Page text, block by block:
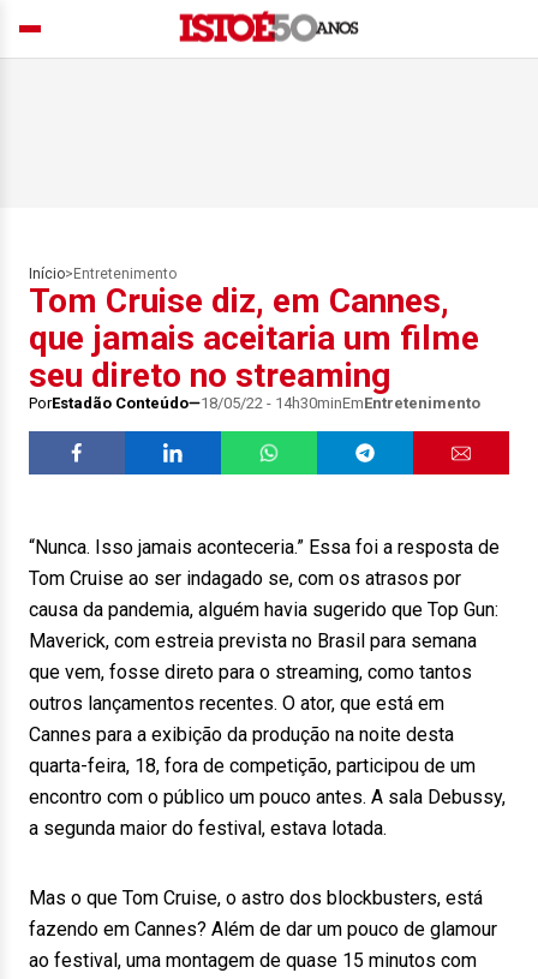
Início> Entretenimento
Tom Cruise diz, em Cannes,
que jamais aceitaria um filme
seu direto no streaming
PorEstadão Conteúdo 18/05/22 - 14h30minEmEntretenimento
“Nunca. Isso jamais aconteceria.” Essa foi a resposta de
Tom Cruise ao ser indagado se, com os atrasos por
causa da pandemia, alguém havia sugerido que Top Gun:
Maverick, com estreia prevista no Brasil para semana
que vem, fosse direto para o streaming, como tantos
outros lançamentos recentes. O ator, que está em
Cannes para a exibição da produção na noite desta
quarta-feira, 18, fora de competição, participou de um
encontro com o público um pouco antes. A sala Debussy,
a segunda maior do festival, estava lotada.
Mas o que Tom Cruise, o astro dos blockbusters, está
fazendo em Cannes? Além de dar um pouco de glamour
ao festival, uma montagem de quase 15 minutos com